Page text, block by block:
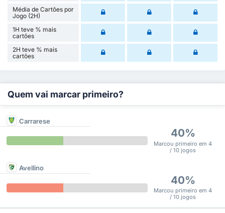
Média de Cartões por
Jogo (2H)
1H teve % mais
cartões
2H teve % mais
cartões
Quem vai marcar primeiro?
Carrarese
40%
Marcou primeiro em 4
/ 10 jogos
Avellino
40%
Marcou primeiro em 4
/ 10 jogos